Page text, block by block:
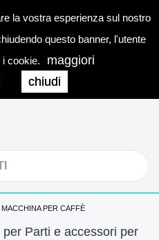
la vostra esperienza sul nostro
questo banner, l'utente
cookie.
maggiori
chiudi
0
PER CAFFÈ
Parti e accessori per